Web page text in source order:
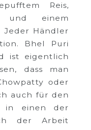
Reis,
und einem
Jeder Händler
Bhel Puri
ist eigentlich
dass man
oder
auch für den
in einen der
der Arbeit